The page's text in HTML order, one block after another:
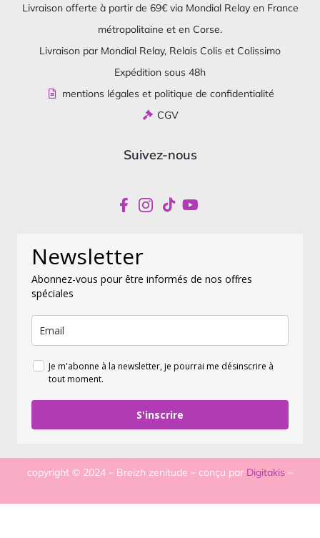
Livraison offerte à partir de 69€ via Mondial Relay en France
métropolitaine et en Corse.
Livraison par Mondial Relay, Relais Colis et Colissimo
Expédition sous 48h
mentions légales et politique de confidentialité
CGV
Suivez-nous
Newsletter
Abonnez-vous pour être informés de nos offres
spéciales
Je m'abonne à la newsletter, je pourrai me désinscrire à
tout moment.
S'inscrire
copyright © 2024 – Breizh zenitude – conçu par Digitakis –